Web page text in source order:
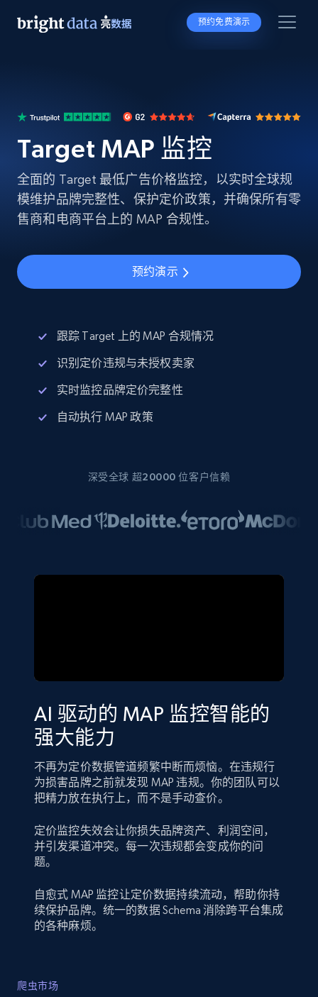
预约免费演示
Target MAP 监控
全面的 Target 最低广告价格监控，以实时全球规
模维护品牌完整性、保护定价政策，并确保所有零
售商和电商平台上的 MAP 合规性。
预约演示
跟踪 Target 上的 MAP 合规情况
识别定价违规与未授权卖家
实时监控品牌定价完整性
自动执行 MAP 政策
深受全球 超20000 位客户信赖
AI 驱动的 MAP 监控智能的
强大能力
不再为定价数据管道频繁中断而烦恼。在违规行
为损害品牌之前就发现 MAP 违规。你的团队可以
把精力放在执行上，而不是手动查价。
定价监控失效会让你损失品牌资产、利润空间，
并引发渠道冲突。每一次违规都会变成你的问
题。
自愈式 MAP 监控让定价数据持续流动，帮助你持
续保护品牌。统一的数据 Schema 消除跨平台集成
的各种麻烦。
爬虫市场